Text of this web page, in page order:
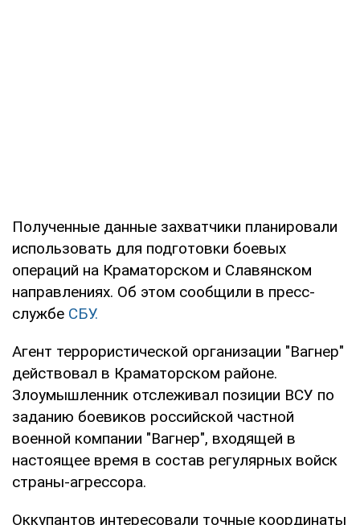
Полученные данные захватчики планировали
использовать для подготовки боевых
операций на Краматорском и Славянском
направлениях. Об этом сообщили в пресс-
службе СБУ.
Агент террористической организации "Вагнер"
действовал в Краматорском районе.
Злоумышленник отслеживал позиции ВСУ по
заданию боевиков российской частной
военной компании "Вагнер", входящей в
настоящее время в состав регулярных войск
страны-агрессора.
Оккупантов интересовали точные координаты